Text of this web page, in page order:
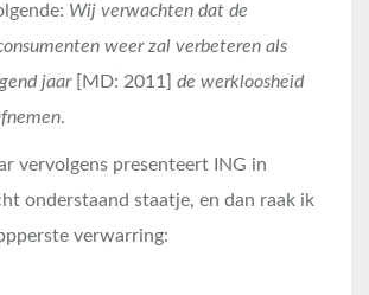
Wij verwachten dat de
weer zal verbeteren als
jaar[MD: 2011]
de werkloosheid
.
vervolgens presenteert ING in
onderstaand staatje, en dan raak ik
verwarring: